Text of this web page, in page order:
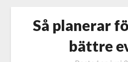
Så planerar
bättre